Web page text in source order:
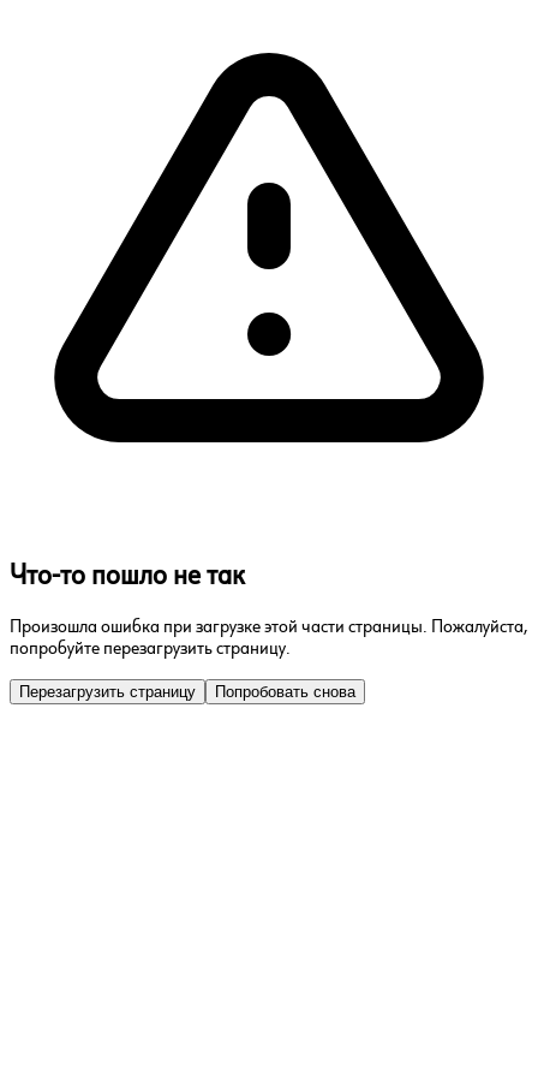
Что-то пошло не так
Произошла ошибка при загрузке этой части страницы. Пожалуйста,
попробуйте перезагрузить страницу.
Перезагрузить страницу Попробовать снова